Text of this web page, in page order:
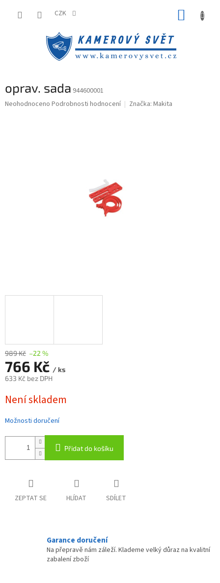
CZK
oprav. sada 944600001
Průměrné
Neohodnoceno Podrobnosti hodnocení Značka: Makita
989 Kč –22 %
766 Kč / ks
633 Kč bez DPH
cena:
Není skladem
Možnosti doručení
Přidat do košíku
ZEPTAT SE HLÍDAT SDÍLET
Garance doručení
Na přepravě nám záleží. Klademe velký důraz na kvalitní
zabalení zboží